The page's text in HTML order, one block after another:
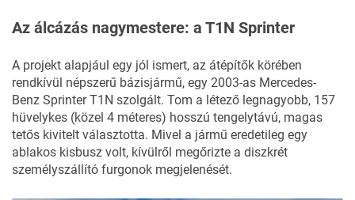
Az álcázás nagymestere: a T1N Sprinter
A projekt alapjául egy jól ismert, az átépítők körében
rendkívül népszerű bázisjármű, egy 2003-as Mercedes-
Benz Sprinter T1N szolgált. Tom a létező legnagyobb, 157
hüvelykes (közel 4 méteres) hosszú tengelytávú, magas
tetős kivitelt választotta. Mivel a jármű eredetileg egy
ablakos kisbusz volt, kívülről megőrizte a diszkrét
személyszállító furgonok megjelenését.